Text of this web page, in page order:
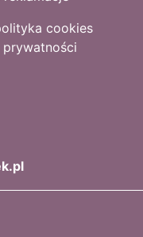
cookies